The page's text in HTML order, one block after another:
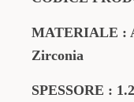
MATERIALE :
Zirconia
SPESSORE :